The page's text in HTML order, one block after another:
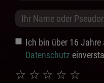
Ich bin über 16
Datenschutz
☆
☆
☆
☆
☆